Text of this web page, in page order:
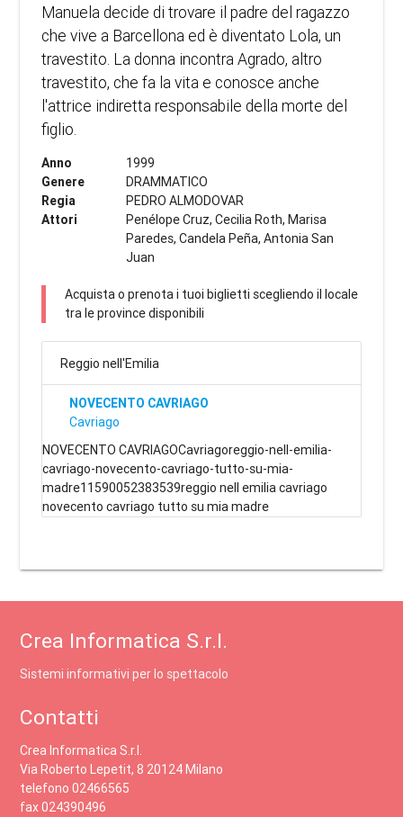
Manuela decide di trovare il padre del ragazzo
che vive a Barcellona ed è diventato Lola, un
travestito. La donna incontra Agrado, altro
travestito, che fa la vita e conosce anche
l'attrice indiretta responsabile della morte del
figlio.
Anno
1999
Genere
DRAMMATICO
Regia
PEDRO ALMODOVAR
Attori
Penélope Cruz, Cecilia Roth, Marisa
Paredes, Candela Peña, Antonia San
Juan
Acquista o prenota i tuoi biglietti scegliendo il locale
tra le province disponibili
Reggio nell'Emilia
NOVECENTO CAVRIAGO
Cavriago
NOVECENTO CAVRIAGOCavriagoreggio-nell-emilia-
cavriago-novecento-cavriago-tutto-su-mia-
madre11590052383539reggio nell emilia cavriago
novecento cavriago tutto su mia madre
Crea Informatica S.r.l.
Sistemi informativi per lo spettacolo
Contatti
Crea Informatica S.r.l.
Via Roberto Lepetit, 8 20124 Milano
telefono 02466565
fax 024390496